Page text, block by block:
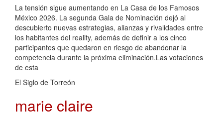
La tensión sigue aumentando en La Casa de los Famosos
México 2026. La segunda Gala de Nominación dejó al
descubierto nuevas estrategias, alianzas y rivalidades entre
los habitantes del reality, además de definir a los cinco
participantes que quedaron en riesgo de abandonar la
competencia durante la próxima eliminación.Las votaciones
de esta
El Siglo de Torreón
marie claire